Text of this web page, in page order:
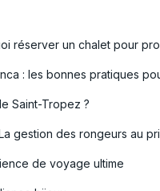
réserver un chalet pour
: les bonnes pratiques
Saint-Tropez ?
gestion des rongeurs au
de voyage ultime